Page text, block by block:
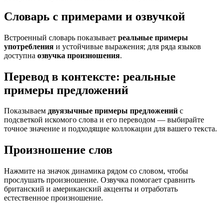
Словарь с примерами и озвучкой
Встроенный словарь показывает реальные примеры
употребления и устойчивые выражения; для ряда языков
доступна озвучка произношения.
Перевод в контексте: реальные
примеры предложений
Показываем двуязычные примеры предложений с
подсветкой искомого слова и его переводом — выбирайте
точное значение и подходящие коллокации для вашего текста.
Произношение слов
Нажмите на значок динамика рядом со словом, чтобы
прослушать произношение. Озвучка помогает сравнить
британский и американский акценты и отработать
естественное произношение.